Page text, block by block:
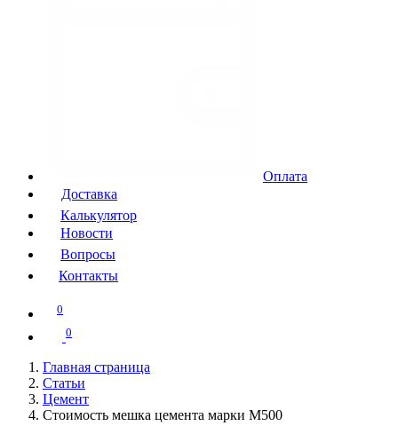
Оплата
Доставка
Калькулятор
Новости
Вопросы
Контакты
0
0
Главная страница
Статьи
Цемент
Стоимость мешка цемента марки М500